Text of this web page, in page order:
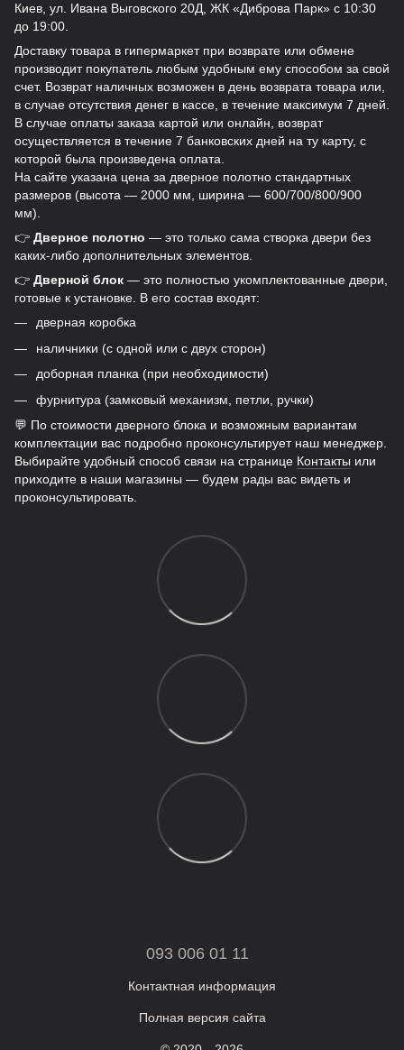
Киев, ул. Ивана Выговского 20Д, ЖК «Диброва Парк» с 10:30
до 19:00.
Доставку товара в гипермаркет при возврате или обмене
производит покупатель любым удобным ему способом за свой
счет. Возврат наличных возможен в день возврата товара или,
в случае отсутствия денег в кассе, в течение максимум 7 дней.
В случае оплаты заказа картой или онлайн, возврат
осуществляется в течение 7 банковских дней на ту карту, с
которой была произведена оплата.
На сайте указана цена за дверное полотно стандартных
размеров (высота — 2000 мм, ширина — 600/700/800/900
мм).
👉 Дверное полотно — это только сама створка двери без
каких-либо дополнительных элементов.
👉 Дверной блок — это полностью укомплектованные двери,
готовые к установке. В его состав входят:
дверная коробка
наличники (с одной или с двух сторон)
доборная планка (при необходимости)
фурнитура (замковый механизм, петли, ручки)
💬 По стоимости дверного блока и возможным вариантам
комплектации вас подробно проконсультирует наш менеджер.
Выбирайте удобный способ связи на странице Контакты или
приходите в наши магазины — будем рады вас видеть и
проконсультировать.
093 006 01 11
Контактная информация
Полная версия сайта